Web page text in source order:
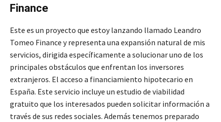
Finance
Este es un proyecto que estoy lanzando llamado Leandro
Tomeo Finance y representa una expansión natural de mis
servicios, dirigida específicamente a solucionar uno de los
principales obstáculos que enfrentan los inversores
extranjeros. El acceso a financiamiento hipotecario en
España. Este servicio incluye un estudio de viabilidad
gratuito que los interesados pueden solicitar información a
través de sus redes sociales. Además tenemos preparado